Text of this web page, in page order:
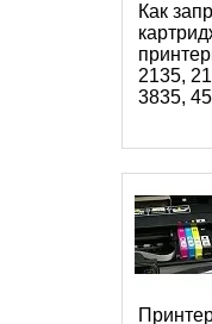
Как
2135,
3835,